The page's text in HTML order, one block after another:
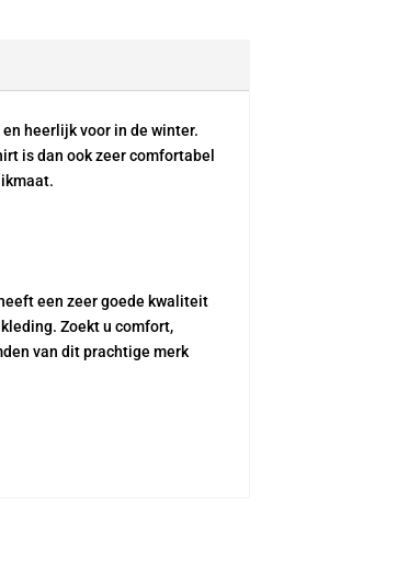
heerlijk voor in de winter.
is dan ook zeer comfortabel
een zeer goede kwaliteit
Zoekt u comfort,
van dit prachtige merk